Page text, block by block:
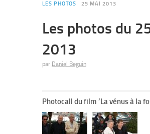
LES PHOTOS 25 MAI 2013
Les photos du
2013
par Daniel Beguin
Photocall du film ’La vénus à la